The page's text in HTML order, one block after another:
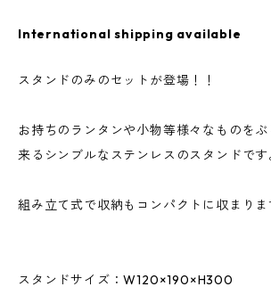
International shipping available
スタンドのみのセットが登場！！
お持ちのランタンや小物等様々なものを
来るシンブルなステンレスのスタンドです
組み立て式で収納もコンパクトに収まりま
スタンドサイズ：W120×190×H300